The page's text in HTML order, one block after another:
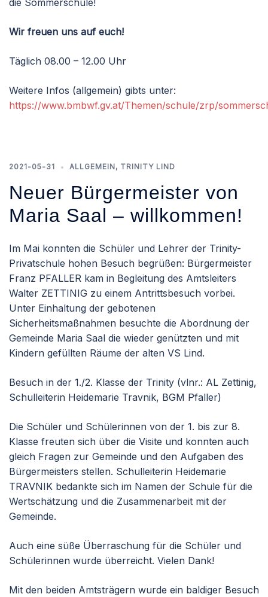
die Sommerschule!
Wir freuen uns auf euch!
Täglich 08.00 – 12.00 Uhr
Weitere Infos (allgemein) gibts unter:
https://www.bmbwf.gv.at/Themen/schule/zrp/
2021-05-31 ALLGEMEIN, TRINITY LIND
Neuer Bürgermeister von
Maria Saal – willkommen!
Im Mai konnten die Schüler und Lehrer der Trinity-
Privatschule hohen Besuch begrüßen: Bürgermeister
Franz PFALLER kam in Begleitung des Amtsleiters
Walter ZETTINIG zu einem Antrittsbesuch vorbei.
Unter Einhaltung der gebotenen
Sicherheitsmaßnahmen besuchte die Abordnung der
Gemeinde Maria Saal die wieder genützten und mit
Kindern gefüllten Räume der alten VS Lind.
Besuch in der 1./2. Klasse der Trinity (vlnr.: AL Zettinig,
Schulleiterin Heidemarie Travnik, BGM Pfaller)
Die Schüler und Schülerinnen von der 1. bis zur 8.
Klasse freuten sich über die Visite und konnten auch
gleich Fragen zur Gemeinde und den Aufgaben des
Bürgermeisters stellen. Schulleiterin Heidemarie
TRAVNIK bedankte sich im Namen der Schule für die
Wertschätzung und die Zusammenarbeit mit der
Gemeinde.
Auch eine süße Überraschung für die Schüler und
Schülerinnen wurde überreicht. Vielen Dank!
Mit den beiden Amtsträgern wurde ein baldiger Besuch